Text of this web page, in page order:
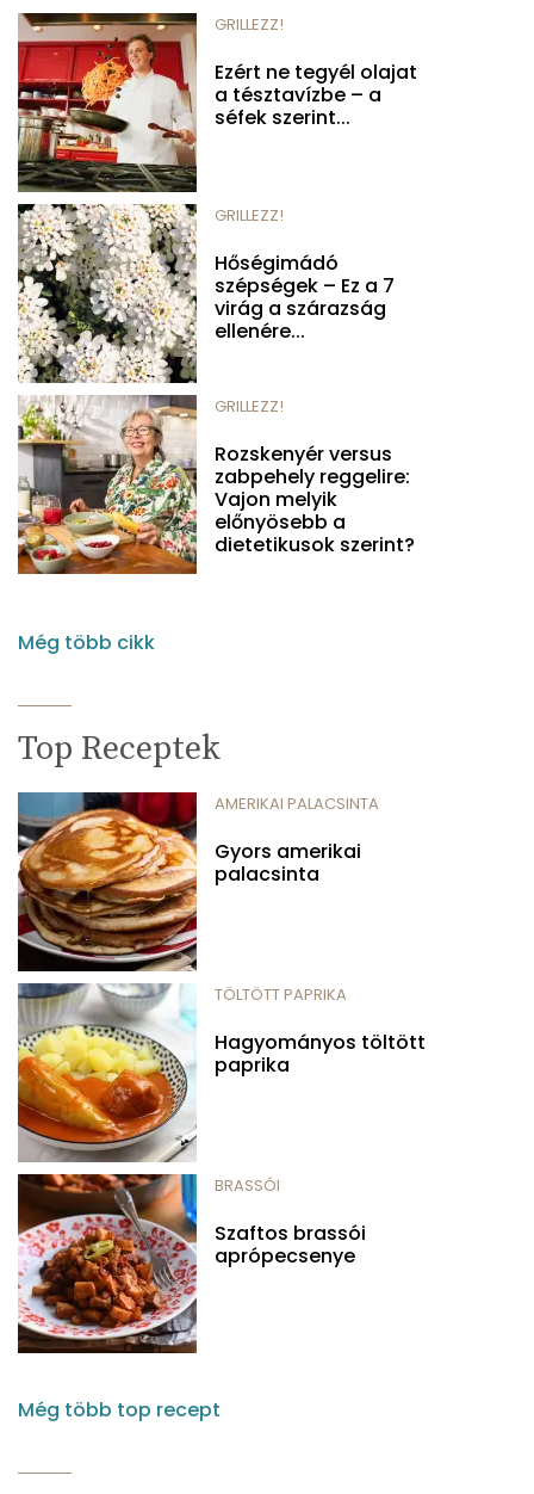
GRILLEZZ!
Ezért ne tegyél olajat
a tésztavízbe – a
séfek szerint...
GRILLEZZ!
Hőségimádó
szépségek – Ez a 7
virág a szárazság
ellenére...
GRILLEZZ!
Rozskenyér versus
zabpehely reggelire:
Vajon melyik
előnyösebb a
dietetikusok szerint?
Még több cikk
Top Receptek
AMERIKAI PALACSINTA
Gyors amerikai
palacsinta
TÖLTÖTT PAPRIKA
Hagyományos töltött
paprika
BRASSÓI
Szaftos brassói
aprópecsenye
Még több top recept